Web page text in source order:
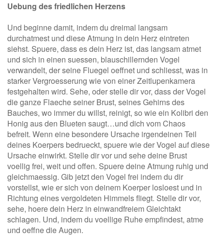
Uebung des friedlichen Herzens
Und beginne damit, indem du dreimal langsam
durchatmest und diese Atmung in dein Herz eintreten
siehst. Spuere, dass es dein Herz ist, das langsam atmet
und sich in einen suessen, blauschillernden Vogel
verwandelt, der seine Fluegel oeffnet und schliesst, was in
starker Vergroesserung wie von einer Zeitlupenkamera
festgehalten wird. Sehe, oder stelle dir vor, dass der Vogel
die ganze Flaeche seiner Brust, seines Gehirns des
Bauches, wo immer du willst, reinigt, so wie ein Kolibri den
Honig aus den Blueten saugt…und dich vom Chaos
befreit. Wenn eine besondere Ursache irgendeinen Teil
deines Koerpers bedrueckt, spuere wie der Vogel auf diese
Ursache einwirkt. Stelle dir vor und sehe deine Brust
voellig frei, weit und offen. Spuere deine Atmung ruhig und
gleichmaessig. Gib jetzt den Vogel frei indem du dir
vorstellst, wie er sich von deinem Koerper losloest und in
Richtung eines vergoldeten Himmels fliegt. Stelle dir vor,
sehe, hoere dein Herz in einwandfreiem Gleichtakt
schlagen. Und, indem du voellige Ruhe empfindest, atme
und oeffne die Augen.